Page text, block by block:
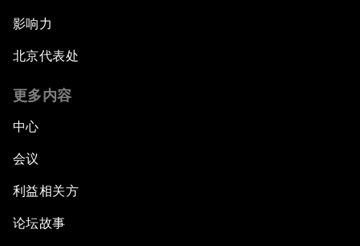
影响力
北京代表处
更多内容
中心
会议
利益相关方
论坛故事